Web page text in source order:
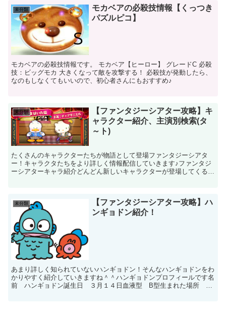
未分類
モカベアの必殺技情報【くっつき
パズルピコ】
モカベアの必殺技情報です。 モカベア【ヒーロー】 グレードC 必殺
技：ビッグモカ 大きくなって敵を攻撃する！ 必殺技が発動したら、
なのもしなくてもいいので、初心者さんにもおすすめ♪
未分類
【ファンタジーシアター攻略】キ
ャラクター紹介、主演別検索(タ
～ト)
たくさんのキャラクターたちが物語として登場ファンタジーシアタ
ー！キャラクタたちをより詳しく情報配信していきます♪ファンタジ
ーシアターキャラ紹介どんどん新しいキャラクターが登場してくるの
未分類
【ファンタジーシアター攻略】ハ
ンギョドン紹介！
あまり詳しく知られていないハンギョドン！そんなハンギョドンをわ
かりやすく紹介していきますね＾＾ハンギョドンプロフィールです名
前 ハンギョドン誕生日 ３月１４日血液型 B型生まれた場所 中